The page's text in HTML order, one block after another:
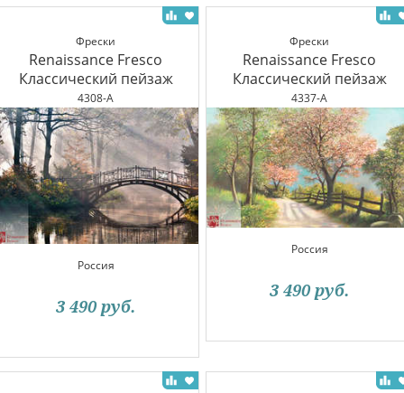
Фрески
Renaissance Fresco
Классический пейзаж
4308-A
Россия
3 490 руб.
Фрески
Renaissance Fresco
Классический пейзаж
4337-A
Россия
3 490 руб.